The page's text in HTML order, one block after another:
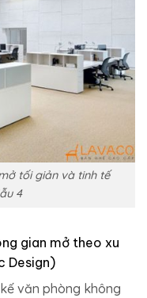
tối giản và tinh tế
4
gian mở theo xu
Design)
văn phòng không